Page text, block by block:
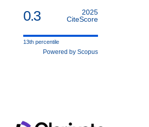
0.3
2025
CiteScore
13th percentile
Powered by Scopus